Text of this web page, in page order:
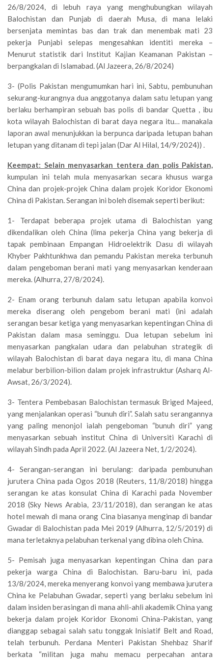
26/8/2024, di lebuh raya yang menghubungkan wilayah
Balochistan dan Punjab di daerah Musa, di mana lelaki
bersenjata memintas bas dan trak dan menembak mati 23
pekerja Punjabi selepas mengesahkan identiti mereka –
Menurut statistik dari Institut Kajian Keamanan Pakistan –
berpangkalan di Islamabad. (Al Jazeera, 26/8/2024)
3- (Polis Pakistan mengumumkan hari ini, Sabtu, pembunuhan
sekurang-kurangnya dua anggotanya dalam satu letupan yang
berlaku berhampiran sebuah bas polis di bandar Quetta , ibu
kota wilayah Balochistan di barat daya negara itu… manakala
laporan awal menunjukkan ia berpunca daripada letupan bahan
letupan yang ditanam di tepi jalan (Dar Al Hilal, 14/9/2024)) .
Keempat: Selain menyasarkan tentera dan polis Pakistan,
kumpulan ini telah mula menyasarkan secara khusus warga
China dan projek-projek China dalam projek Koridor Ekonomi
China di Pakistan. Serangan ini boleh disemak seperti berikut:
1- Terdapat beberapa projek utama di Balochistan yang
dikendalikan oleh China (lima pekerja China yang bekerja di
tapak pembinaan Empangan Hidroelektrik Dasu di wilayah
Khyber Pakhtunkhwa dan pemandu Pakistan mereka terbunuh
dalam pengeboman berani mati yang menyasarkan kenderaan
mereka. (Alhurra, 27/8/2024).
2- Enam orang terbunuh dalam satu letupan apabila konvoi
mereka diserang oleh pengebom berani mati (ini adalah
serangan besar ketiga yang menyasarkan kepentingan China di
Pakistan dalam masa seminggu. Dua letupan sebelum ini
menyasarkan pangkalan udara dan pelabuhan strategik di
wilayah Balochistan di barat daya negara itu, di mana China
melabur berbilion-bilion dalam projek infrastruktur (Asharq Al-
Awsat, 26/3/2024).
3- Tentera Pembebasan Balochistan termasuk Briged Majeed,
yang menjalankan operasi “bunuh diri”. Salah satu serangannya
yang paling menonjol ialah pengeboman “bunuh diri” yang
menyasarkan sebuah institut China di Universiti Karachi di
wilayah Sindh pada April 2022. (Al Jazeera Net, 1/2/2024).
4- Serangan-serangan ini berulang: daripada pembunuhan
jurutera China pada Ogos 2018 (Reuters, 11/8/2018) hingga
serangan ke atas konsulat China di Karachi pada November
2018 (Sky News Arabia, 23/11/2018), dan serangan ke atas
hotel mewah di mana orang Cina biasanya menginap di bandar
Gwadar di Balochistan pada Mei 2019 (Alhurra, 12/5/2019) di
mana terletaknya pelabuhan terkenal yang dibina oleh China.
5- Pemisah juga menyasarkan kepentingan China dan para
pekerja warga China di Balochistan. Baru-baru ini, pada
13/8/2024, mereka menyerang konvoi yang membawa jurutera
China ke Pelabuhan Gwadar, seperti yang berlaku sebelum ini
dalam insiden berasingan di mana ahli-ahli akademik China yang
bekerja dalam projek Koridor Ekonomi China-Pakistan, yang
dianggap sebagai salah satu tonggak Inisiatif Belt and Road,
telah terbunuh. Perdana Menteri Pakistan Shehbaz Sharif
berkata “militan juga mahu memacu perpecahan antara